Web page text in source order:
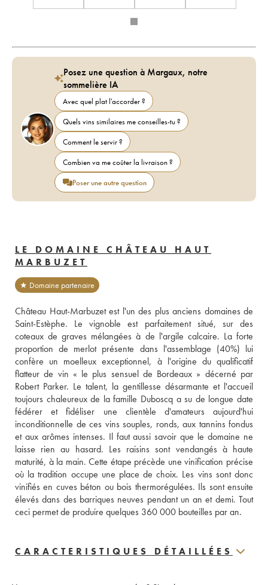
Posez une question à Margaux, notre
sommelière IA
Avec quel plat l'accorder ?
Quels vins similaires me conseilles-tu ?
Comment le servir ?
Combien va me coûter la livraison ?
Poser une autre question
LE DOMAINE CHÂTEAU HAUT
MARBUZET
★ Domaine partenaire
Château Haut-Marbuzet est l'un des plus anciens domaines de
Saint-Estèphe. Le vignoble est parfaitement situé, sur des
coteaux de graves mélangées à de l'argile calcaire. La forte
proportion de merlot présente dans l'assemblage (40%) lui
confère un moelleux exceptionnel, à l'origine du qualificatif
flatteur de vin « le plus sensuel de Bordeaux » décerné par
Robert Parker. Le talent, la gentillesse désarmante et l'accueil
toujours chaleureux de la famille Duboscq a su de longue date
fédérer et fidéliser une clientèle d'amateurs aujourd'hui
inconditionnelle de ces vins souples, ronds, aux tannins fondus
et aux arômes intenses. Il faut aussi savoir que le domaine ne
laisse rien au hasard. Les raisins sont vendangés à haute
maturité, à la main. Cette étape précède une vinification précise
où la tradition occupe une place de choix. Les vins sont donc
vinifiés en cuves béton ou bois thermorégulées. Ils sont ensuite
élevés dans des barriques neuves pendant un an et demi. Tout
ceci permet de produire quelques 360 000 bouteilles par an.
CARACTERISTIQUES DÉTAILLÉES